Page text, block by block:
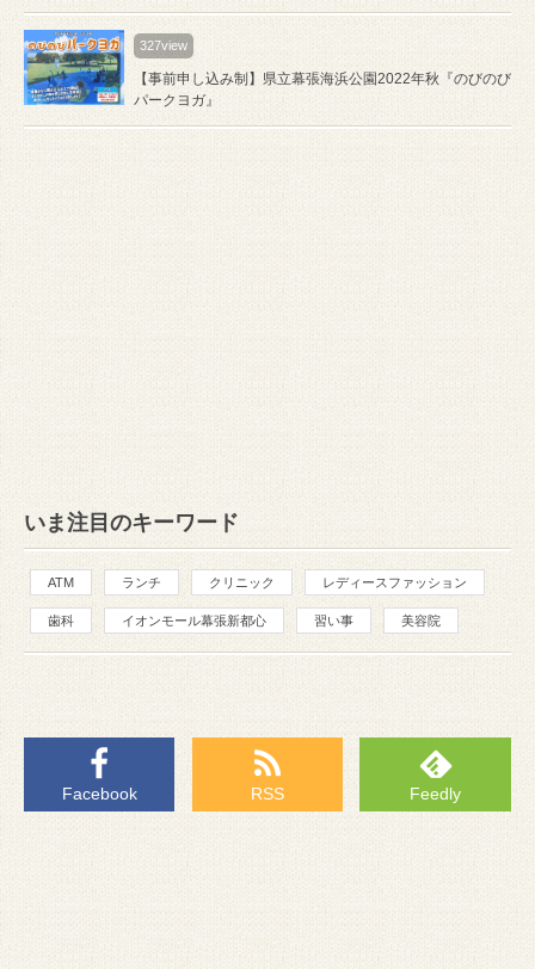
327view
【事前申し込み制】県立幕張海浜公園2022年秋『のびのび
パークヨガ』
いま注目のキーワード
ATM ランチ クリニック レディースファッション
歯科 イオンモール幕張新都心 習い事 美容院
Facebook RSS Feedly